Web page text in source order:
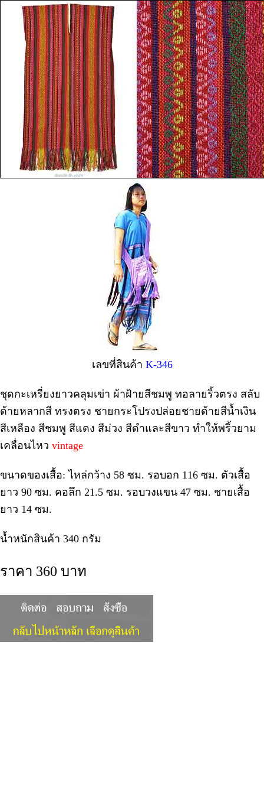
เลขที่สินค้า K-346
ชุดกะเหรี่ยงยาวคลุมเข่า ผ้าฝ้ายสีชมพู ทอลายริ้วตรง สลับ
ด้ายหลากสี ทรงตรง ชายกระโปรงปล่อยชายด้ายสีน้ำเงิน
สีเหลือง สีชมพู สีแดง สีม่วง สีดำและสีขาว ทำให้พริ้วยาม
เคลื่อนไหว vintage
ขนาดของเสื้อ: ไหล่กว้าง 58 ซม. รอบอก 116 ซม. ตัวเสื้อ
ยาว 90 ซม. คอลึก 21.5 ซม. รอบวงแขน 47 ซม. ชายเสื้อ
ยาว 14 ซม.
น้ำหนักสินค้า 340 กรัม
ราคา 360 บาท